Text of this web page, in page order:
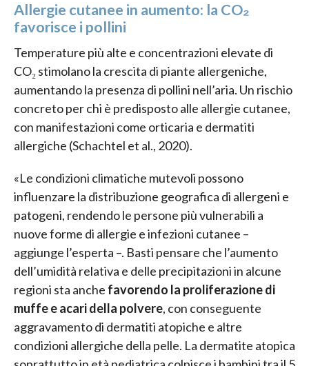
Allergie cutanee in aumento: la CO₂
favorisce i pollini
Temperature più alte e concentrazioni elevate di
CO₂ stimolano la crescita di piante allergeniche,
aumentando la presenza di pollini nell’aria. Un rischio
concreto per chi è predisposto alle allergie cutanee,
con manifestazioni come orticaria e dermatiti
allergiche (Schachtel et al., 2020).
«Le condizioni climatiche mutevoli possono
influenzare la distribuzione geografica di allergeni e
patogeni, rendendo le persone più vulnerabili a
nuove forme di allergie e infezioni cutanee –
aggiunge l’esperta –. Basti pensare che l’aumento
dell’umidità relativa e delle precipitazioni in alcune
regioni sta anche favorendo la proliferazione di
muffe e acari della polvere, con conseguente
aggravamento di dermatiti atopiche e altre
condizioni allergiche della pelle. La dermatite atopica